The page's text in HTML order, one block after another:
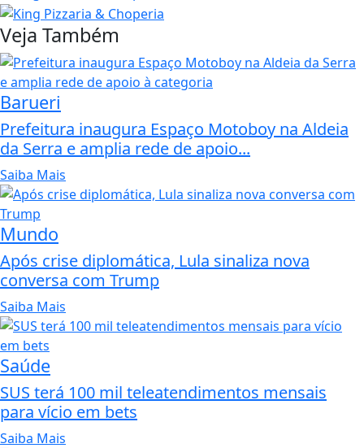
Veja Também
Barueri
Prefeitura inaugura Espaço Motoboy na Aldeia
da Serra e amplia rede de apoio...
Saiba Mais
Mundo
Após crise diplomática, Lula sinaliza nova
conversa com Trump
Saiba Mais
Saúde
SUS terá 100 mil teleatendimentos mensais
para vício em bets
Saiba Mais